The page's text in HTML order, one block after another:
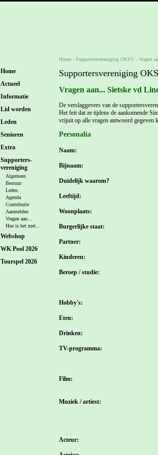
Home
Actueel
Informatie
Lid worden
Leden
Senioren
Extra
Supporters-
vereniging
Algemeen
Bestuur
Leden
Agenda
Contributie
Aanmelden
Vragen aan...
Hoe is het met...
Webshop
WK Pool 2026
Tourspel 2026
Home- Supportersvereniging OKSV- Vragen
Supportersvereniging
Vragen aan... Sietske vd
De verslaggevers van de
Het feit dat ze tijdens de aankomende
vrijuit op alle vragen antwoord
Personalia
Naam:
Bijnaam:
Duidelijk waarom?
Leeftijd:
Woonplaats:
Burgerlijke staat:
Partner:
Kinderen:
Beroep / studie:
Hobby's:
Eten:
Drinken:
TV-programma:
Film:
Muziek / artiest:
Acteur: